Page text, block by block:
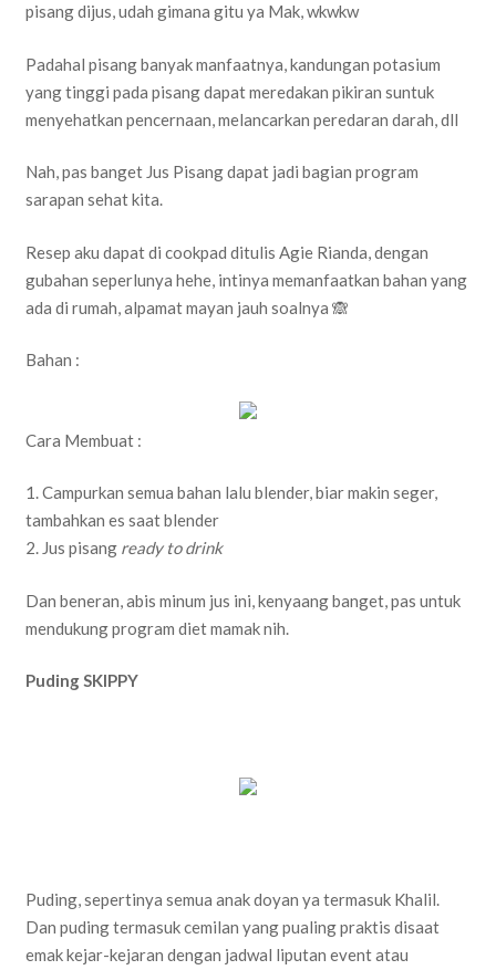
pisang dijus, udah gimana gitu ya Mak, wkwkw
Padahal pisang banyak manfaatnya, kandungan potasium
yang tinggi pada pisang dapat meredakan pikiran suntuk
menyehatkan pencernaan, melancarkan peredaran darah, dll
Nah, pas banget Jus Pisang dapat jadi bagian program
sarapan sehat kita.
Resep aku dapat di cookpad ditulis Agie Rianda, dengan
gubahan seperlunya hehe, intinya memanfaatkan bahan yang
ada di rumah, alpamat mayan jauh soalnya 🙈
Bahan :
Cara Membuat :
1. Campurkan semua bahan lalu blender, biar makin seger,
tambahkan es saat blender
2. ‎Jus pisang ready to drink
Dan beneran, abis minum jus ini, kenyaang banget, pas untuk
mendukung program diet mamak nih.
Puding SKIPPY
Puding, sepertinya semua anak doyan ya termasuk Khalil.
Dan puding termasuk cemilan yang pualing praktis disaat
emak kejar-kejaran dengan jadwal liputan event atau